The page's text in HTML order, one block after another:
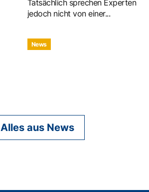
Tatsächlich sprechen Experten
jedoch nicht von einer...
News
Alles aus News